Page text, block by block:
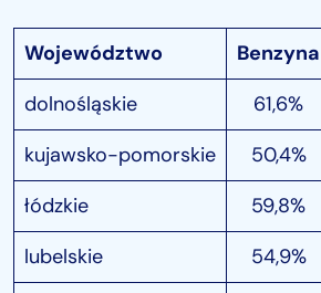
Województwo Benzyna
dolnośląskie
61,6%
kujawsko-pomorskie
50,4%
łódzkie
59,8%
lubelskie
54,9%